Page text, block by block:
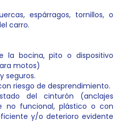
espárragos, tornillos, o
carro.
la bocina, pito o dispositivo
motos)
seguros.
riesgo de desprendimiento.
del cinturón (anclajes
no funcional, plástico o con
y/o deterioro evidente